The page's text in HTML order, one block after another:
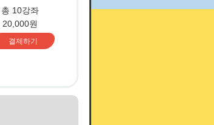
총 10강좌
20,000원
결제하기